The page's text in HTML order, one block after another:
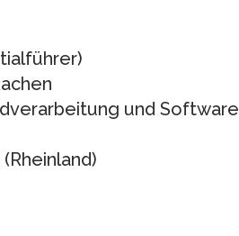
und Software